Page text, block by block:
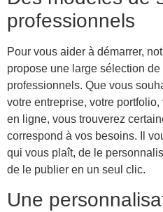
professionnels
Pour vous aider à démarrer,
propose une large sélection
professionnels. Que vous
votre entreprise, votre
en ligne, vous trouverez
correspond à vos besoins. Il
qui vous plaît, de le
de le publier en un seul clic.
Une